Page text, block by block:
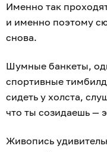
Именно так
и именно поэтому
снова.
Шумные банкеты,
спортивные
сидеть у холста,
что ты созидаешь —
Живопись